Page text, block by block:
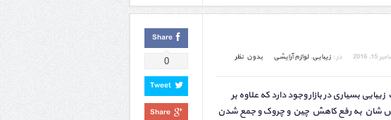
15, 2016 در : زیبایی, لوازم آرایشی
بدون نظر
بسیاری در بازار وجود دارد که علاوه بر
شان به رفع کاهش چین و چروک و جمع شدن
Share
0
Tweet
Share